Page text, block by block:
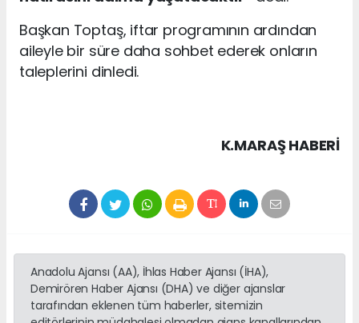
Başkan Toptaş, iftar programının ardından
aileyle bir süre daha sohbet ederek onların
taleplerini dinledi.
K.MARAŞ HABERİ
Anadolu Ajansı (AA), İhlas Haber Ajansı (İHA),
Demirören Haber Ajansı (DHA) ve diğer ajanslar
tarafından eklenen tüm haberler, sitemizin